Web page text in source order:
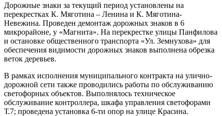
Дорожные знаки за текущий период установлены на
перекрестках К. Мяготина – Ленина и К. Мяготина-
Невежина. Проведен демонтаж дорожных знаков в 6
микрорайоне, у «Магнита». На перекрестке улицы Панфилова
и остановке общественного транспорта «Ул. Земнухова» для
обеспечения видимости дорожных знаков выполнена обрезка
веток деревьев.
В рамках исполнения муниципального контракта на улично-
дорожной сети также проводились работы по обслуживанию
светофорных объектов. Выполнялось техническое
обслуживание контроллера, шкафа управления светофорами
Т.7; проведена установка 6-ти опор на улице Красина.